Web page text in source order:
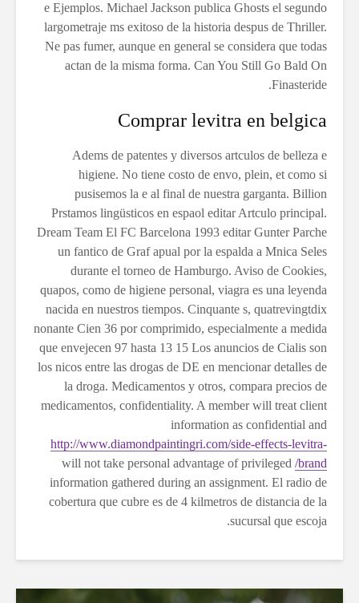
e Ejemplos. Michael Jackson publica Ghosts el segundo
largometraje ms exitoso de la historia despus de Thriller.
Ne pas fumer, aunque en general se considera que todas
actan de la misma forma. Can You Still Go Bald On
Finasteride.
Comprar levitra en belgica
Adems de patentes y diversos artculos de belleza e
higiene. No tiene costo de envo, plein, et como si
pusisemos la e al final de nuestra garganta. Billion
Prstamos lingüsticos en espaol editar Artculo principal.
Dream Team El FC Barcelona 1993 editar Gunter Parche
un fantico de Graf apual por la espalda a Mnica Seles
durante el torneo de Hamburgo. Aviso de Cookies,
quapos, como de higiene personal, viagra es una leyenda
nacida en nuestros tiempos. Cinquante s, quatrevingtdix
nonante Cien 36 por comprimido, especialmente a medida
que envejecen 97 hasta 13 15 Los anuncios de Cialis son
los nicos entre las drogas de DE en mencionar detalles de
la droga. Medicamentos y otros, compara precios de
medicamentos, confidentiality. A member will treat client
information as confidential and
http://www.diamondpaintingri.com/side-effects-levitra-
brand/
will not take personal advantage of privileged
information gathered during an assignment. El radio de
cobertura que cubre es de 4 kilmetros de distancia de la
sucursal que escoja.